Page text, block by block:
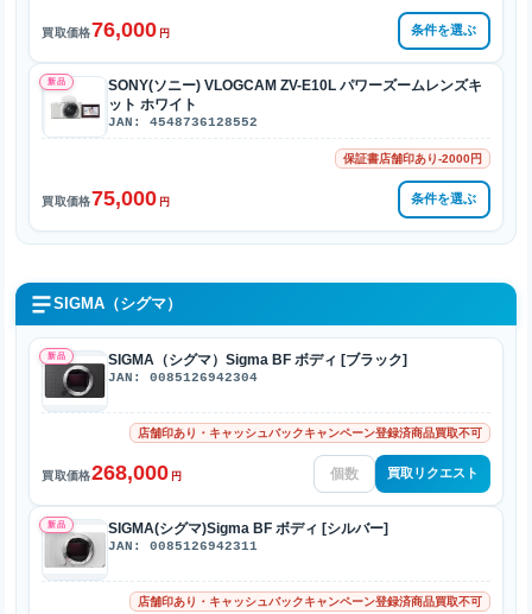
買取価格76,000 円 条件を選ぶ
新品
SONY(ソニー) VLOGCAM ZV-E10L パワーズームレンズキ
ット ホワイト
JAN: 4548736128552
保証書店舗印あり-2000円
買取価格75,000 円 条件を選ぶ
SIGMA（シグマ）
新品 SIGMA（シグマ）Sigma BF ボディ [ブラック]
JAN: 0085126942304
店舗印あり・キャッシュバックキャンペーン登録済商品買取不可
買取価格268,000 円 買取リクエスト
新品 SIGMA(シグマ)Sigma BF ボディ [シルバー]
JAN: 0085126942311
店舗印あり・キャッシュバックキャンペーン登録済商品買取不可